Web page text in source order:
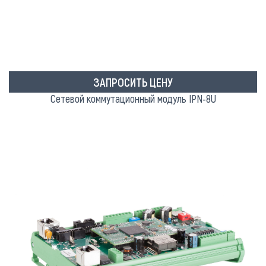
ЗАПРОСИТЬ ЦЕНУ
Сетевой коммутационный модуль IPN-8U